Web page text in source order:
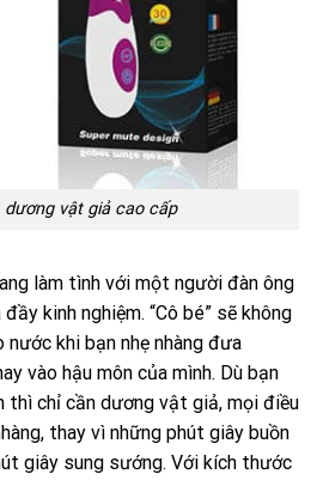
dương vật giả cao cấp
làm tình với một người đàn ông
kinh nghiệm. “Cô bé” sẽ không
khi bạn nhẹ nhàng đưa
vào hậu môn của mình. Dù bạn
thì chỉ cần dương vật giả, mọi điều
thay vì những phút giây buồn
giây sung sướng. Với kích thước